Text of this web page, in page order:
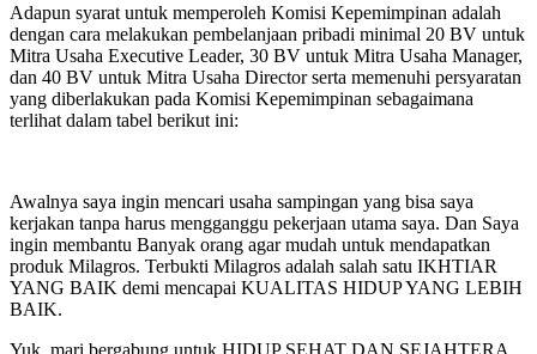
Adapun syarat untuk memperoleh Komisi Kepemimpinan adalah
dengan cara melakukan pembelanjaan pribadi minimal 20 BV untuk
Mitra Usaha Executive Leader, 30 BV untuk Mitra Usaha Manager,
dan 40 BV untuk Mitra Usaha Director serta memenuhi persyaratan
yang diberlakukan pada Komisi Kepemimpinan sebagaimana
terlihat dalam tabel berikut ini:
Awalnya saya ingin mencari usaha sampingan yang bisa saya
kerjakan tanpa harus mengganggu pekerjaan utama saya. Dan Saya
ingin membantu Banyak orang agar mudah untuk mendapatkan
produk Milagros. Terbukti Milagros adalah salah satu IKHTIAR
YANG BAIK demi mencapai KUALITAS HIDUP YANG LEBIH
BAIK.
Yuk, mari bergabung untuk HIDUP SEHAT DAN SEJAHTERA